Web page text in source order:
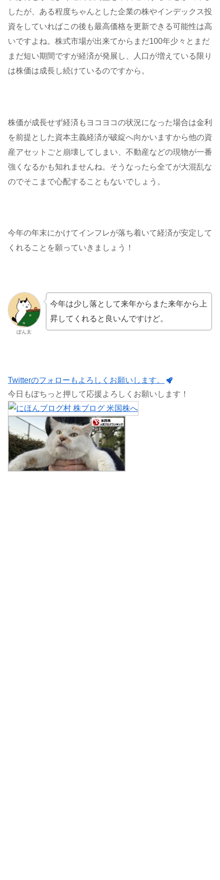
したが、ある程度ちゃんとした企業の株やインデックス投
資をしていればこの後も最高価格を更新できる可能性は高
いですよね。株式市場が出来てからまだ100年少々とまだ
まだ短い期間ですが経済が発展し、人口が増えている限り
は株価は成長し続けているのですから。
株価が成長せず経済もヨコヨコの状況になった場合は金利
を前提とした資本主義経済が破綻へ向かいますから他の資
産アセットごと崩壊してしまい、不動産などの現物が一番
強くなるかも知れませんね。そうなったら全てが大混乱な
のでそこまで心配することもないでしょう。
今年の年末にかけてインフレが落ち着いて経済が安定して
くれることを願っていきましょう！
ぽん太
今年は少し落として来年からまた来年から上
昇してくれると良いんですけど。
Twitterのフォローもよろしくお願いします。
今日もぽちっと押して応援よろしくお願いします！